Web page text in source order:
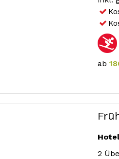
ab
2